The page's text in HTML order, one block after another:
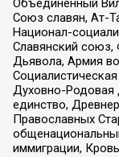
Объединенный
Союз славян, Ат-
Национал-
Славянский
Дьявола, Армия
Духовно-Родовая
единство,
Православных
иммиграции,